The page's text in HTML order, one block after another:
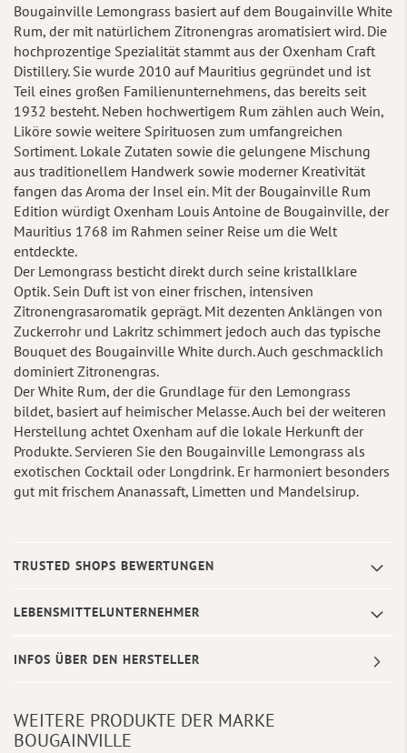
Bougainville Lemongrass basiert auf dem Bougainville White
Rum, der mit natürlichem Zitronengras aromatisiert wird. Die
hochprozentige Spezialität stammt aus der Oxenham Craft
Distillery. Sie wurde 2010 auf Mauritius gegründet und ist
Teil eines großen Familienunternehmens, das bereits seit
1932 besteht. Neben hochwertigem Rum zählen auch Wein,
Liköre sowie weitere Spirituosen zum umfangreichen
Sortiment. Lokale Zutaten sowie die gelungene Mischung
aus traditionellem Handwerk sowie moderner Kreativität
fangen das Aroma der Insel ein. Mit der Bougainville Rum
Edition würdigt Oxenham Louis Antoine de Bougainville, der
Mauritius 1768 im Rahmen seiner Reise um die Welt
entdeckte.
Der Lemongrass besticht direkt durch seine kristallklare
Optik. Sein Duft ist von einer frischen, intensiven
Zitronengrasaromatik geprägt. Mit dezenten Anklängen von
Zuckerrohr und Lakritz schimmert jedoch auch das typische
Bouquet des Bougainville White durch. Auch geschmacklich
dominiert Zitronengras.
Der White Rum, der die Grundlage für den Lemongrass
bildet, basiert auf heimischer Melasse. Auch bei der weiteren
Herstellung achtet Oxenham auf die lokale Herkunft der
Produkte. Servieren Sie den Bougainville Lemongrass als
exotischen Cocktail oder Longdrink. Er harmoniert besonders
gut mit frischem Ananassaft, Limetten und Mandelsirup.
TRUSTED SHOPS BEWERTUNGEN
LEBENSMITTELUNTERNEHMER
INFOS ÜBER DEN HERSTELLER
WEITERE PRODUKTE DER MARKE
BOUGAINVILLE